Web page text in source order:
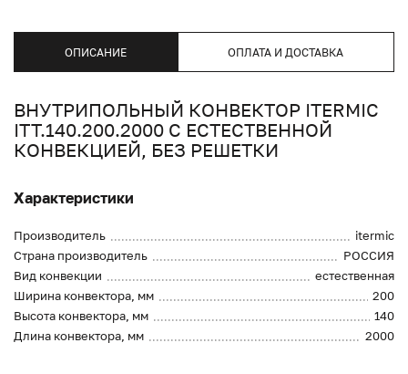
ОПИСАНИЕ ОПЛАТА И ДОСТАВКА
ВНУТРИПОЛЬНЫЙ КОНВЕКТОР ITERMIC
ITT.140.200.2000 С ЕСТЕСТВЕННОЙ
КОНВЕКЦИЕЙ, БЕЗ РЕШЕТКИ
Характеристики
Производитель
itermic
Страна производитель
РОССИЯ
Вид конвекции
естественная
Ширина конвектора, мм
200
Высота конвектора, мм
140
Длина конвектора, мм
2000